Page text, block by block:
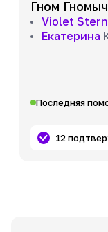
Гном
Violet Stern
Екатерина
Последняя
12